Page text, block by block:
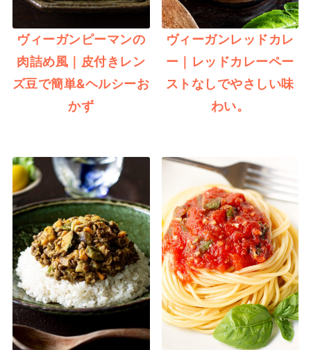
ヴィーガンピーマンの
肉詰め風｜皮付きレン
ズ豆で簡単&ヘルシーお
かず
ヴィーガンレッドカレ
ー｜レッドカレーペー
ストなしでやさしい味
わい。